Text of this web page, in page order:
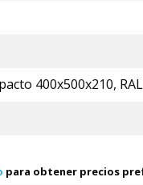
400x500x210,
para obtener precios